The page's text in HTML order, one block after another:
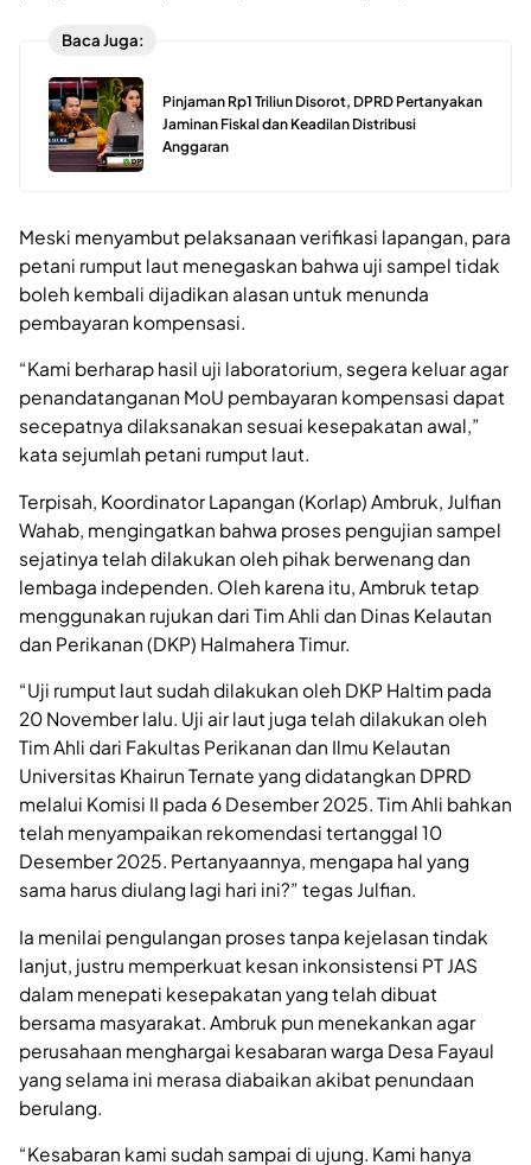
Baca Juga:
Pinjaman Rp1 Triliun Disorot, DPRD Pertanyakan
Jaminan Fiskal dan Keadilan Distribusi
Anggaran
Meski menyambut pelaksanaan verifikasi lapangan, para
petani rumput laut menegaskan bahwa uji sampel tidak
boleh kembali dijadikan alasan untuk menunda
pembayaran kompensasi.
“Kami berharap hasil uji laboratorium, segera keluar agar
penandatanganan MoU pembayaran kompensasi dapat
secepatnya dilaksanakan sesuai kesepakatan awal,”
kata sejumlah petani rumput laut.
Terpisah, Koordinator Lapangan (Korlap) Ambruk, Julfian
Wahab, mengingatkan bahwa proses pengujian sampel
sejatinya telah dilakukan oleh pihak berwenang dan
lembaga independen. Oleh karena itu, Ambruk tetap
menggunakan rujukan dari Tim Ahli dan Dinas Kelautan
dan Perikanan (DKP) Halmahera Timur.
“Uji rumput laut sudah dilakukan oleh DKP Haltim pada
20 November lalu. Uji air laut juga telah dilakukan oleh
Tim Ahli dari Fakultas Perikanan dan Ilmu Kelautan
Universitas Khairun Ternate yang didatangkan DPRD
melalui Komisi II pada 6 Desember 2025. Tim Ahli bahkan
telah menyampaikan rekomendasi tertanggal 10
Desember 2025. Pertanyaannya, mengapa hal yang
sama harus diulang lagi hari ini?” tegas Julfian.
Ia menilai pengulangan proses tanpa kejelasan tindak
lanjut, justru memperkuat kesan inkonsistensi PT JAS
dalam menepati kesepakatan yang telah dibuat
bersama masyarakat. Ambruk pun menekankan agar
perusahaan menghargai kesabaran warga Desa Fayaul
yang selama ini merasa diabaikan akibat penundaan
berulang.
“Kesabaran kami sudah sampai di ujung. Kami hanya